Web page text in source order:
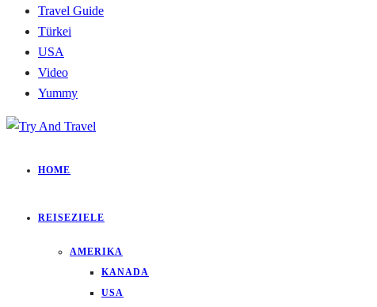
Travel Guide
Türkei
USA
Video
Yummy
HOME
REISEZIELE
AMERIKA
KANADA
USA